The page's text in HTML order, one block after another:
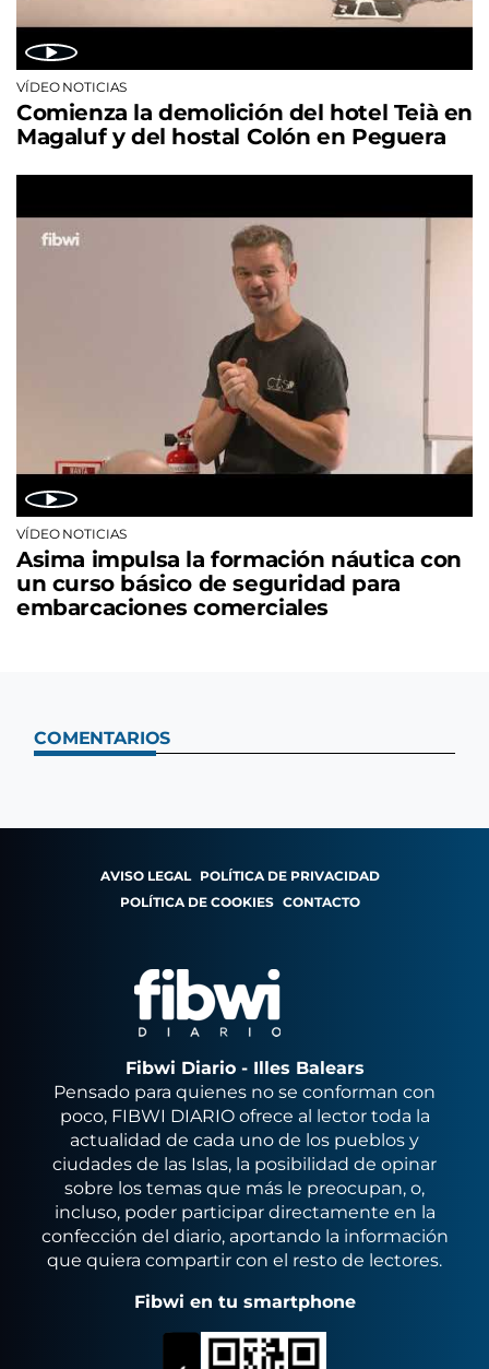
VÍDEO NOTICIAS
Comienza la demolición del hotel Teià en
Magaluf y del hostal Colón en Peguera
VÍDEO NOTICIAS
Asima impulsa la formación náutica con
un curso básico de seguridad para
embarcaciones comerciales
COMENTARIOS
AVISO LEGAL POLÍTICA DE PRIVACIDAD
POLÍTICA DE COOKIES CONTACTO
Fibwi Diario - Illes Balears
Pensado para quienes no se conforman con
poco, FIBWI DIARIO ofrece al lector toda la
actualidad de cada uno de los pueblos y
ciudades de las Islas, la posibilidad de opinar
sobre los temas que más le preocupan, o,
incluso, poder participar directamente en la
confección del diario, aportando la información
que quiera compartir con el resto de lectores.
Fibwi en tu smartphone